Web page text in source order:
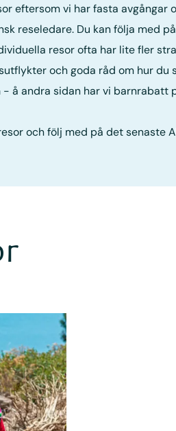
eftersom vi har fasta
reseledare. Du kan följa med
resor ofta har lite fler
och goda råd om hur
å andra sidan har vi barnrabatt
och följ med på det senaste